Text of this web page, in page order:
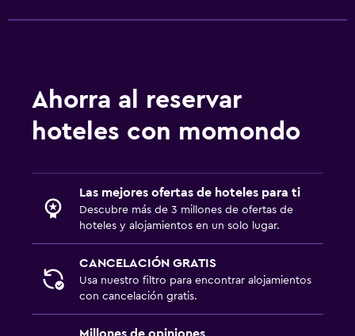
Ahorra al reservar
hoteles con momondo
Las mejores ofertas de hoteles para ti
Descubre más de 3 millones de ofertas de
hoteles y alojamientos en un solo lugar.
CANCELACIÓN GRATIS
Usa nuestro filtro para encontrar alojamientos
con cancelación gratis.
Millones de opiniones